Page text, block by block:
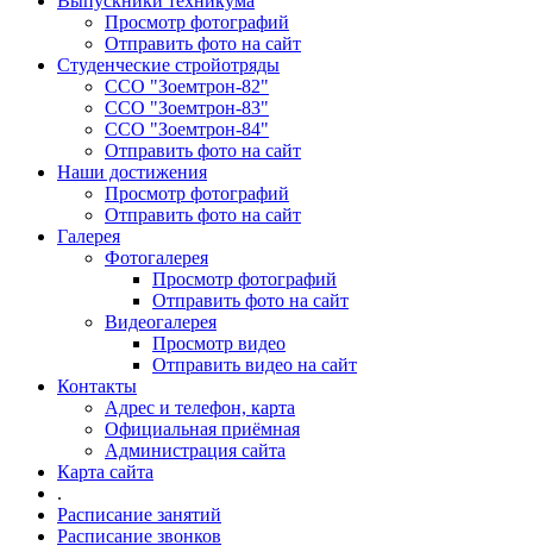
Просмотр фотографий
Отправить фото на сайт
Студенческие стройотряды
ССО "Зоемтрон-82"
ССО "Зоемтрон-83"
ССО "Зоемтрон-84"
Отправить фото на сайт
Наши достижения
Просмотр фотографий
Отправить фото на сайт
Галерея
Фотогалерея
Просмотр фотографий
Отправить фото на сайт
Видеогалерея
Просмотр видео
Отправить видео на сайт
Контакты
Адрес и телефон, карта
Официальная приёмная
Администрация сайта
Карта сайта
.
Расписание занятий
Расписание звонков